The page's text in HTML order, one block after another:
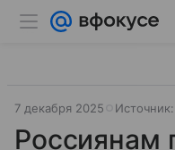
7 декабря 2025 Источник:
Россиянам